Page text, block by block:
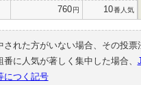
760円 10番人気
された方がいない場合、その投
に人気が著しく集中した場合、
につく記号